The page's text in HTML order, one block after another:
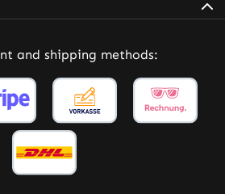
and shipping methods: